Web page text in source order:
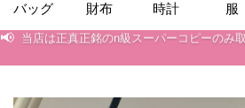
規
ロ
バッグ 財布 時計 服
📢 当店は正真正銘のn級スーパーコピーのみ
📢 2026春の新作続々更新中！期間中のご注